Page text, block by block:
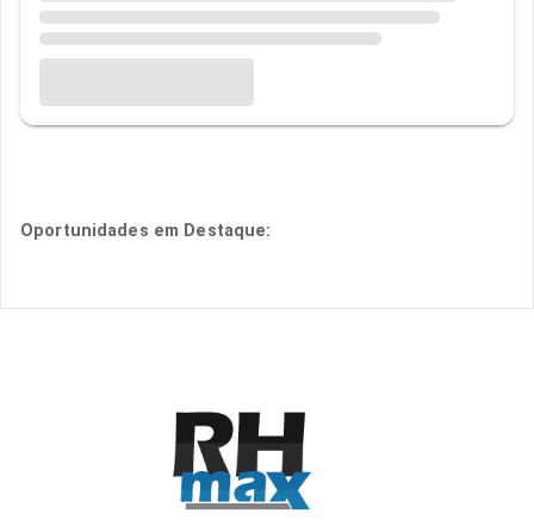
Oportunidades em Destaque: